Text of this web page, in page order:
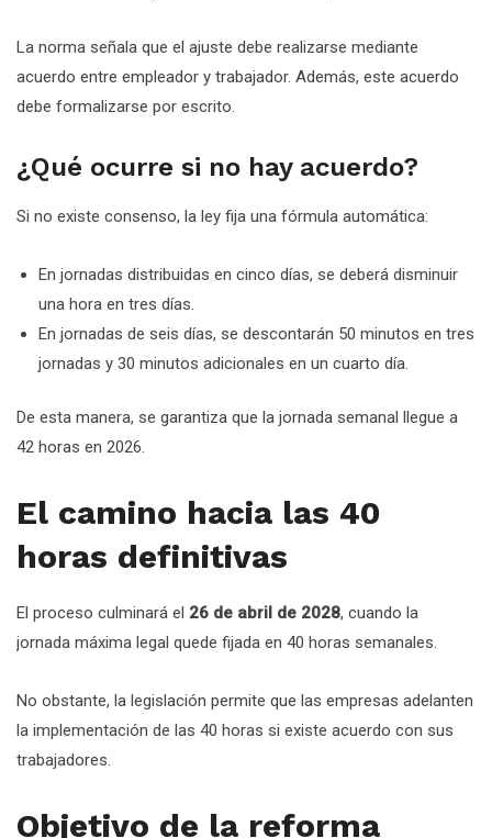
La norma señala que el ajuste debe realizarse mediante
acuerdo entre empleador y trabajador. Además, este acuerdo
debe formalizarse por escrito.
¿Qué ocurre si no hay acuerdo?
Si no existe consenso, la ley fija una fórmula automática:
En jornadas distribuidas en cinco días, se deberá disminuir
una hora en tres días.
En jornadas de seis días, se descontarán 50 minutos en tres
jornadas y 30 minutos adicionales en un cuarto día.
De esta manera, se garantiza que la jornada semanal llegue a
42 horas en 2026.
El camino hacia las 40
horas definitivas
El proceso culminará el 26 de abril de 2028, cuando la
jornada máxima legal quede fijada en 40 horas semanales.
No obstante, la legislación permite que las empresas adelanten
la implementación de las 40 horas si existe acuerdo con sus
trabajadores.
Objetivo de la reforma